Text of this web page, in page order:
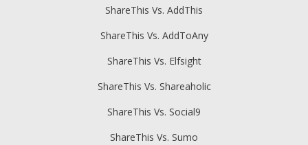
ShareThis Vs. AddThis
ShareThis Vs. AddToAny
ShareThis Vs. Elfsight
ShareThis Vs. Shareaholic
ShareThis Vs. Social9
ShareThis Vs. Sumo